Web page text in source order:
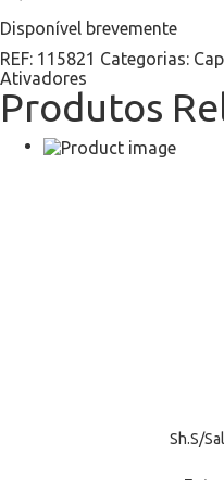
Disponível brevemente
REF: 115821 Categorias:
Ativadores
Produtos
Sh.S/